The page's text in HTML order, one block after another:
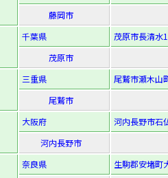
藤岡市
千葉県
茂原市長清水
茂原市
三重県
尾鷲市瀬木山
尾鷲市
大阪府
河内長野市石
河内長野市
奈良県
生駒郡安堵町